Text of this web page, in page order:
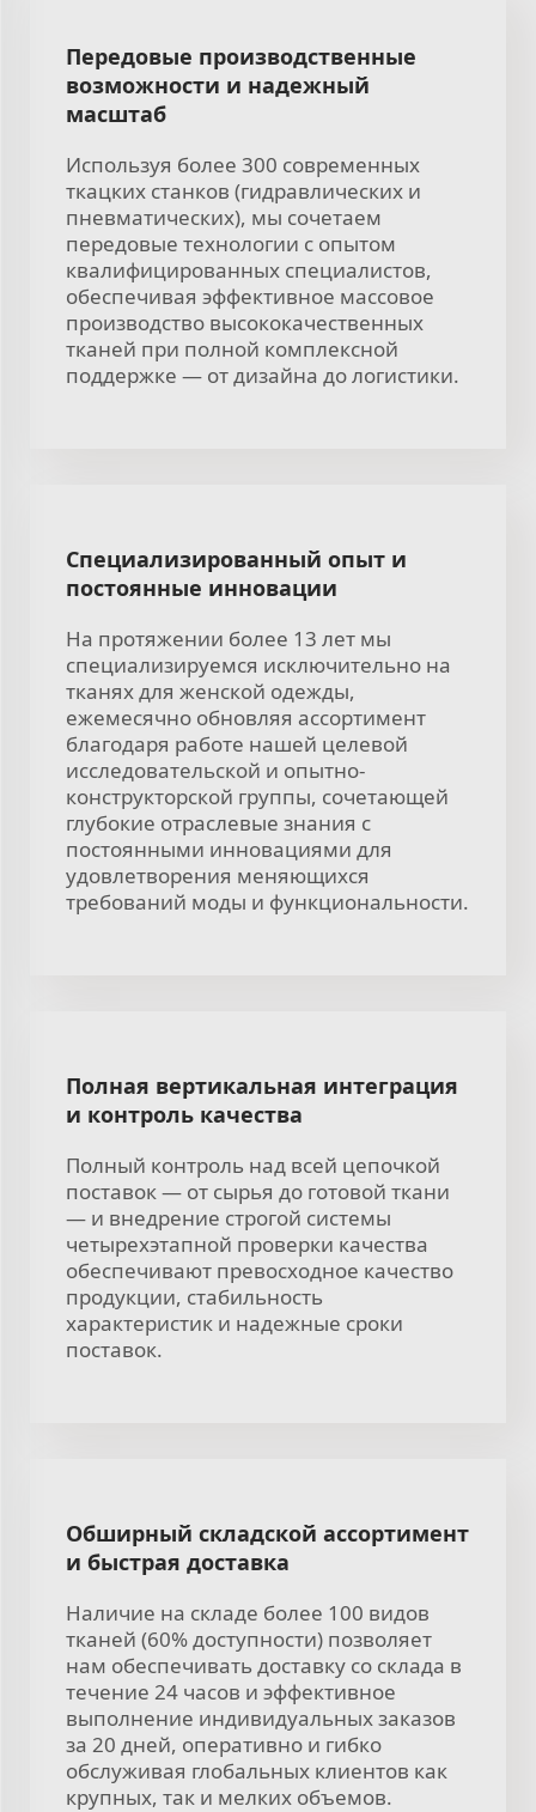
Передовые производственные
возможности и надежный
масштаб
Используя более 300 современных
ткацких станков (гидравлических и
пневматических), мы сочетаем
передовые технологии с опытом
квалифицированных специалистов,
обеспечивая эффективное массовое
производство высококачественных
тканей при полной комплексной
поддержке — от дизайна до логистики.
Специализированный опыт и
постоянные инновации
На протяжении более 13 лет мы
специализируемся исключительно на
тканях для женской одежды,
ежемесячно обновляя ассортимент
благодаря работе нашей целевой
исследовательской и опытно-
конструкторской группы, сочетающей
глубокие отраслевые знания с
постоянными инновациями для
удовлетворения меняющихся
требований моды и функциональности.
Полная вертикальная интеграция
и контроль качества
Полный контроль над всей цепочкой
поставок — от сырья до готовой ткани
— и внедрение строгой системы
четырехэтапной проверки качества
обеспечивают превосходное качество
продукции, стабильность
характеристик и надежные сроки
поставок.
Обширный складской ассортимент
и быстрая доставка
Наличие на складе более 100 видов
тканей (60% доступности) позволяет
нам обеспечивать доставку со склада в
течение 24 часов и эффективное
выполнение индивидуальных заказов
за 20 дней, оперативно и гибко
обслуживая глобальных клиентов как
крупных, так и мелких объемов.